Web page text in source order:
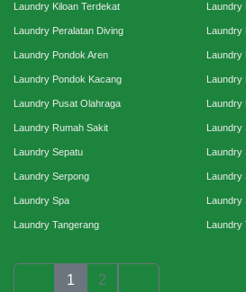
Laundry Kiloan Terdekat Laundry
Laundry Peralatan Diving Laundry
Laundry Pondok Aren Laundry
Laundry Pondok Kacang Laundry
Laundry Pusat Olahraga Laundry
Laundry Rumah Sakit Laundry
Laundry Sepatu Laundry
Laundry Serpong Laundry
Laundry Spa Laundry
Laundry Tangerang Laundry
1 2